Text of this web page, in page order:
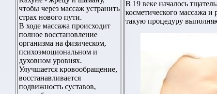
чтобы через массаж устранить
страх нового пути.
В ходе массажа происходит
полное восстановление
организма на физическом,
психоэмоциональном и
духовном уровнях.
Улучшается кровообращение,
восстанавливается
подвижность суставов,
В 19 веке началось
косметического массажа и
такую процедуру